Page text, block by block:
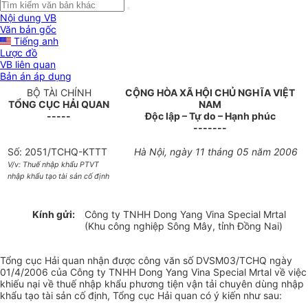
Nội dung VB
Văn bản gốc
Tiếng anh
Lược đồ
VB liên quan
Bản án áp dụng
BỘ TÀI CHÍNH
TỔNG CỤC HẢI QUAN
-----
CỘNG HÒA XÃ HỘI CHỦ NGHĨA VIỆT
NAM
Độc lập – Tự do – Hạnh phúc
-------
Số: 2051/TCHQ-KTTT
V/v: Thuế nhập khẩu PTVT
nhập khẩu tạo tài sản cố định
Hà Nội, ngày 11 tháng 05 năm 2006
Kính gửi:
Công ty TNHH Dong Yang Vina Special Mrtal
(Khu công nghiệp Sông Mây, tỉnh Đồng Nai)
Tổng cục Hải quan nhận được công văn số DVSM03/TCHQ ngày
01/4/2006 của Công ty TNHH Dong Yang Vina Special Mrtal về việc
khiếu nại về thuế nhập khẩu phương tiện vận tải chuyên dùng nhập
khẩu tạo tài sản cố định, Tổng cục Hải quan có ý kiến như sau: